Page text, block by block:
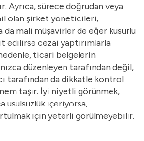
Ayrıca, sürece doğrudan veya
olan şirket yöneticileri,
da mali müşavirler de eğer kusurlu
edilirse cezai yaptırımlarla
ticari belgelerin
düzenleyen tarafından değil,
tarafından da dikkatle kontrol
taşır. İyi niyetli görünmek,
usulsüzlük içeriyorsa,
için yeterli görülmeyebilir.